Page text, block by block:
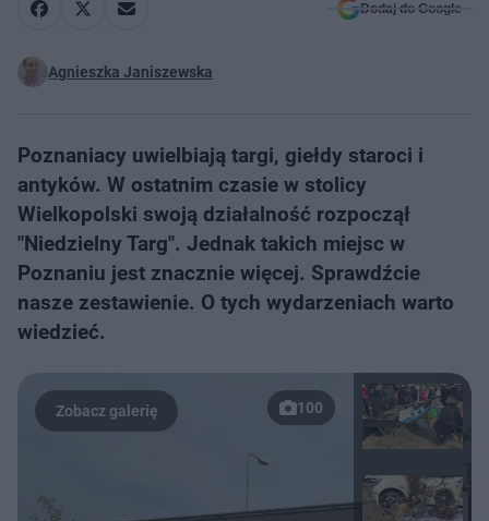
Dodaj do Google
Agnieszka Janiszewska
Poznaniacy uwielbiają targi, giełdy staroci i
antyków. W ostatnim czasie w stolicy
Wielkopolski swoją działalność rozpoczął
"Niedzielny Targ". Jednak takich miejsc w
Poznaniu jest znacznie więcej. Sprawdźcie
nasze zestawienie. O tych wydarzeniach warto
wiedzieć.
100